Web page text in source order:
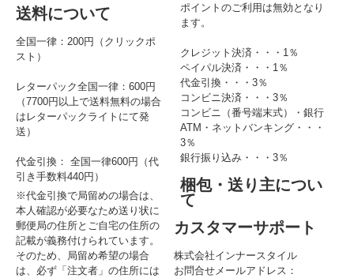
送料について
全国一律：200円（クリックポ
スト）
レターパック全国一律：600円
（7700円以上で送料無料の場合
はレターパックライトにて発
送）
代金引換： 全国一律600円（代
引き手数料440円）
※代金引換で局留めの場合は、
本人確認が必要なため送り状に
郵便局の住所とご自宅の住所の
記載が義務付けられています。
そのため、局留め希望の場合
は、必ず「注文者」の住所には
ポイントのご利用は無効となり
ます。
クレジット決済・・・1％
ペイパル決済・・・1％
代金引換・・・3％
コンビニ決済・・・3％
コンビニ（番号端末式）・銀行
ATM・ネットバンキング・・・
3％
銀行振り込み・・・3％
梱包・送り主につい
て
カスタマーサポート
株式会社インナースタイル
お問合せメールアドレス：